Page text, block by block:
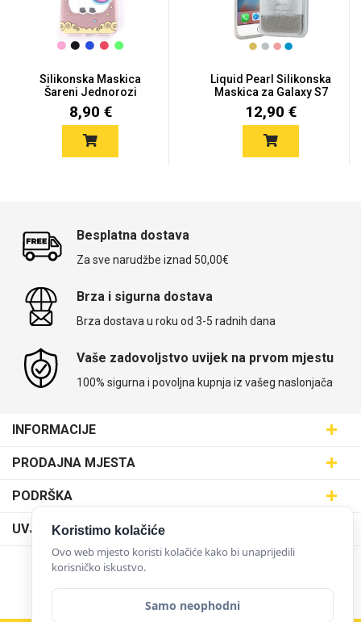
Silikonska Maskica
Šareni Jednorozi
Galaxy S7...
8,90 €
Liquid Pearl Silikonska
Maskica za Galaxy S7
e...
12,90 €
Besplatna dostava
Za sve narudžbe iznad 50,00€
Brza i sigurna dostava
Brza dostava u roku od 3-5 radnih dana
Vaše zadovoljstvo uvijek na prvom mjestu
100% sigurna i povoljna kupnja iz vašeg naslonjača
INFORMACIJE
SVIJET MASKICA d.o.o.
Aleja javora 13, 10000 Zagreb
prodaja@maskice.hr
PRODAJNA MJESTA
Poslovnica Trešnjevka
Poslovnica Dubrava
Poslovnica Kvatrić
Poslovnica Velika Gorica
Poslovnica Karlovac
Poslovnica Ilica
PODRŠKA
Dostava
O nama
Karijera u maskice.hr
UVJETI KORIŠTENJA
Klub vjernosti
NAČINI PLAĆANJA
Koristimo kolačiće
Ovo web mjesto koristi kolačiće kako bi unaprijedili
korisničko iskustvo.
Samo neophodni